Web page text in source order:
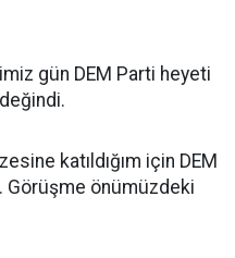
gün DEM Parti heyeti
katıldığım için DEM
Görüşme önümüzdeki